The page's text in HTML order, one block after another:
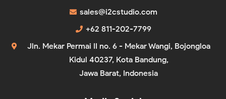
sales@i2cstudio.com
+62 811-202-7799
Jln. Mekar Permai II no. 6 - Mekar Wangi, Bojongloa
Kidul 40237, Kota Bandung,
Jawa Barat, Indonesia